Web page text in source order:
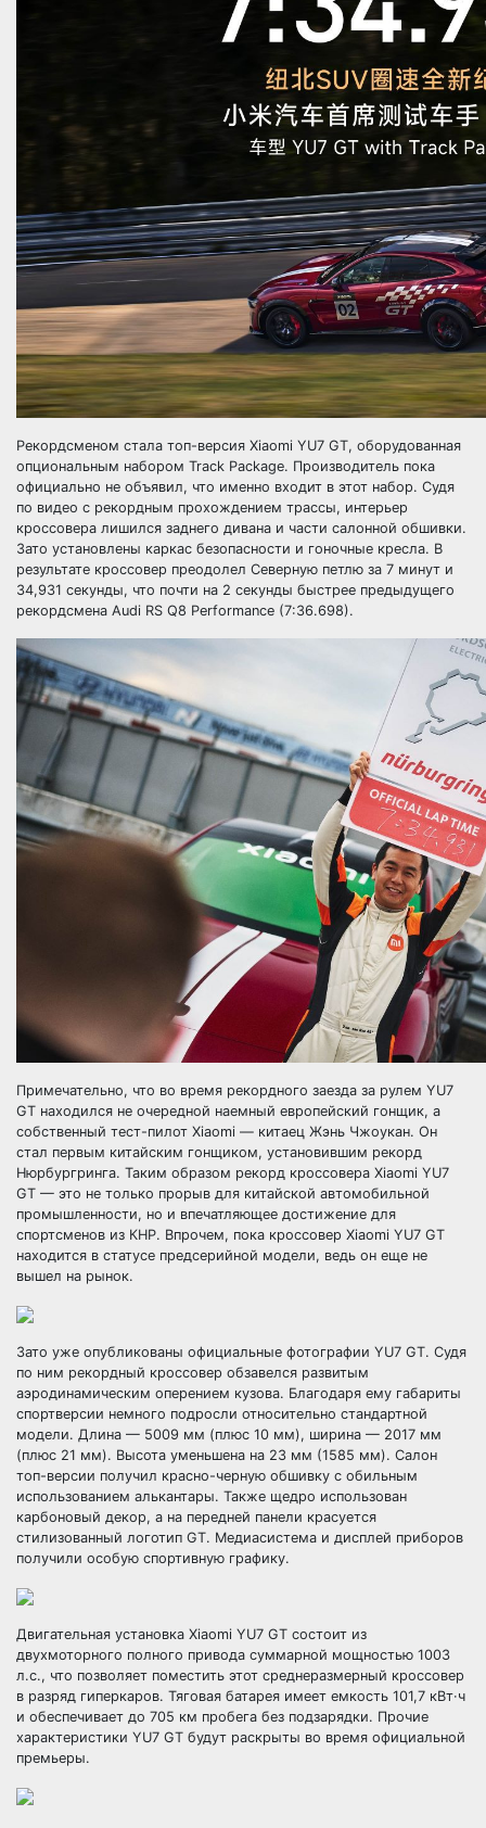
Рекордсменом стала топ-версия Xiaomi YU7 GT, оборудованная
опциональным набором Track Package. Производитель пока
официально не объявил, что именно входит в этот набор. Судя
по видео с рекордным прохождением трассы, интерьер
кроссовера лишился заднего дивана и части салонной обшивки.
Зато установлены каркас безопасности и гоночные кресла. В
результате кроссовер преодолел Северную петлю за 7 минут и
34,931 секунды, что почти на 2 секунды быстрее предыдущего
рекордсмена Audi RS Q8 Performance (7:36.698).
Примечательно, что во время рекордного заезда за рулем YU7
GT находился не очередной наемный европейский гонщик, а
собственный тест-пилот Xiaomi — китаец Жэнь Чжоукан. Он
стал первым китайским гонщиком, установившим рекорд
Нюрбургринга. Таким образом рекорд кроссовера Xiaomi YU7
GT — это не только прорыв для китайской автомобильной
промышленности, но и впечатляющее достижение для
спортсменов из КНР. Впрочем, пока кроссовер Xiaomi YU7 GT
находится в статусе предсерийной модели, ведь он еще не
вышел на рынок.
Зато уже опубликованы официальные фотографии YU7 GT. Судя
по ним рекордный кроссовер обзавелся развитым
аэродинамическим оперением кузова. Благодаря ему габариты
спортверсии немного подросли относительно стандартной
модели. Длина — 5009 мм (плюс 10 мм), ширина — 2017 мм
(плюс 21 мм). Высота уменьшена на 23 мм (1585 мм). Салон
топ-версии получил красно-черную обшивку с обильным
использованием алькантары. Также щедро использован
карбоновый декор, а на передней панели красуется
стилизованный логотип GT. Медиасистема и дисплей приборов
получили особую спортивную графику.
Двигательная установка Xiaomi YU7 GT состоит из
двухмоторного полного привода суммарной мощностью 1003
л.с., что позволяет поместить этот среднеразмерный кроссовер
в разряд гиперкаров. Тяговая батарея имеет емкость 101,7 кВт·ч
и обеспечивает до 705 км пробега без подзарядки. Прочие
характеристики YU7 GT будут раскрыты во время официальной
премьеры.